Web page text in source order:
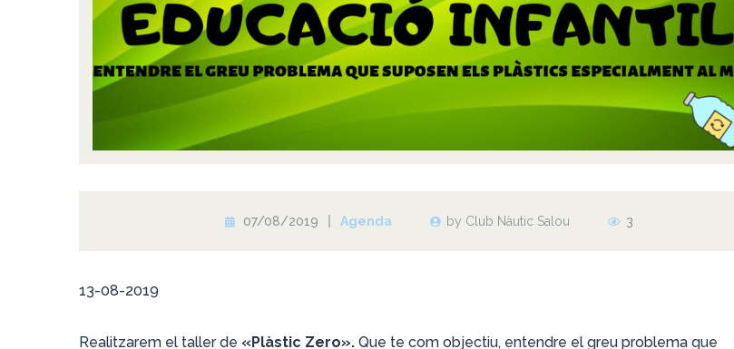
07/08/2019 Agenda by Club Nàutic Salou 3
13-08-2019
Realitzarem el taller de «Plàstic Zero». Que te com objectiu, entendre el greu problema que